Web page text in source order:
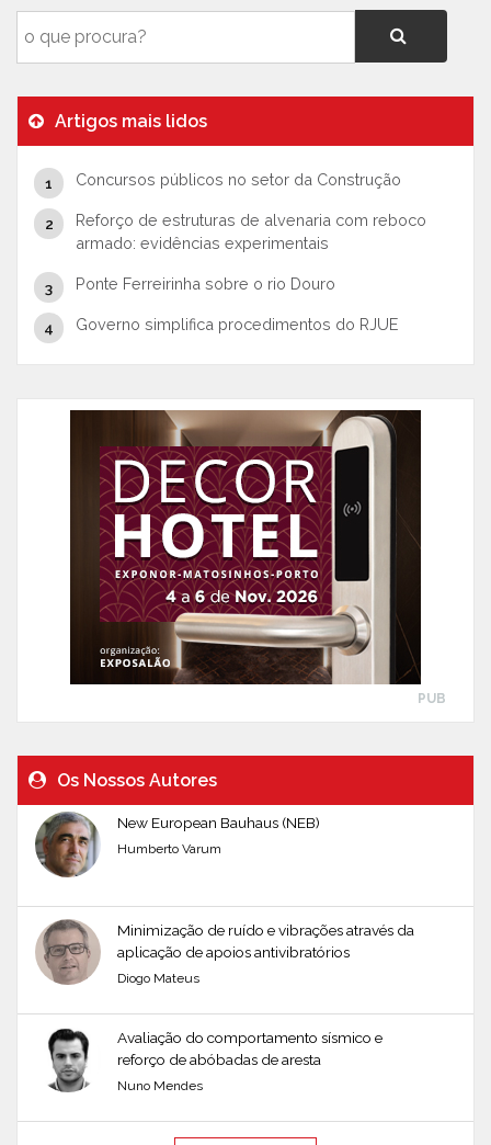
Artigos mais lidos
Concursos públicos no setor da Construção
Reforço de estruturas de alvenaria com reboco
armado: evidências experimentais
Ponte Ferreirinha sobre o rio Douro
Governo simplifica procedimentos do RJUE
PUB
Os Nossos Autores
New European Bauhaus (NEB)
Humberto Varum
Minimização de ruído e vibrações através da
aplicação de apoios antivibratórios
Diogo Mateus
Avaliação do comportamento sísmico e
reforço de abóbadas de aresta
Nuno Mendes